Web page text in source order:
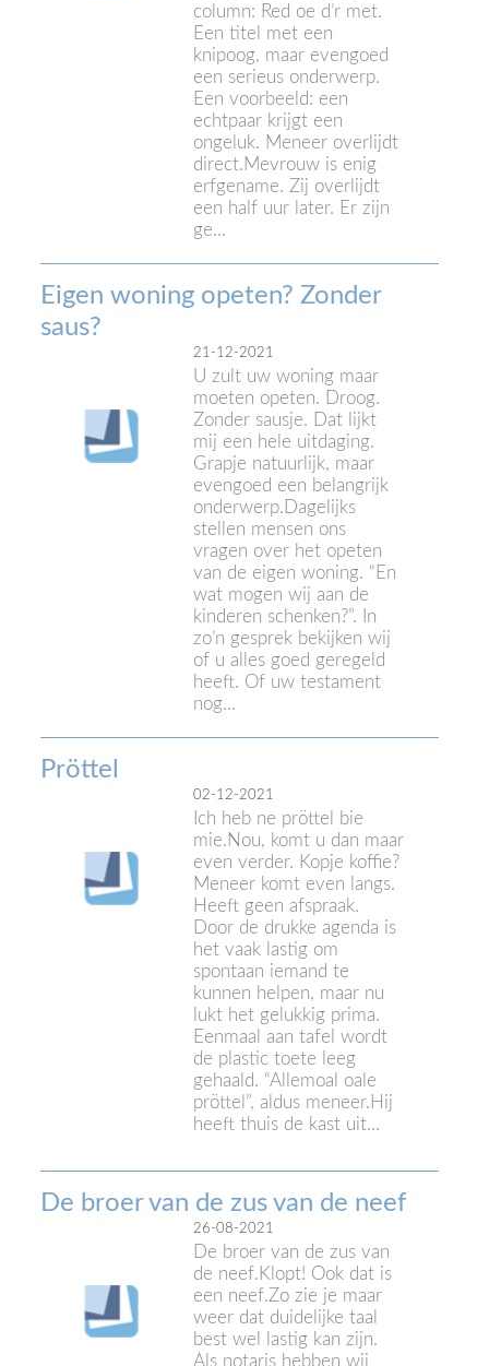
column: Red oe d’r met.
Een titel met een
knipoog, maar evengoed
een serieus onderwerp.
Een voorbeeld: een
echtpaar krijgt een
ongeluk. Meneer overlijdt
direct.Mevrouw is enig
erfgename. Zij overlijdt
een half uur later. Er zijn
ge...
Eigen woning opeten? Zonder
saus?
21-12-2021
U zult uw woning maar
moeten opeten. Droog.
Zonder sausje. Dat lijkt
mij een hele uitdaging.
Grapje natuurlijk, maar
evengoed een belangrijk
onderwerp.Dagelijks
stellen mensen ons
vragen over het opeten
van de eigen woning. “En
wat mogen wij aan de
kinderen schenken?”. In
zo’n gesprek bekijken wij
of u alles goed geregeld
heeft. Of uw testament
nog...
Pröttel
02-12-2021
Ich heb ne pröttel bie
mie.Nou, komt u dan maar
even verder. Kopje koffie?
Meneer komt even langs.
Heeft geen afspraak.
Door de drukke agenda is
het vaak lastig om
spontaan iemand te
kunnen helpen, maar nu
lukt het gelukkig prima.
Eenmaal aan tafel wordt
de plastic toete leeg
gehaald. “Allemoal oale
pröttel”, aldus meneer.Hij
heeft thuis de kast uit...
De broer van de zus van de neef
26-08-2021
De broer van de zus van
de neef.Klopt! Ook dat is
een neef.Zo zie je maar
weer dat duidelijke taal
best wel lastig kan zijn.
Als notaris hebben wij